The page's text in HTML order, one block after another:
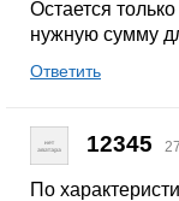
Остается
нужную сумму
Ответить
12345
По